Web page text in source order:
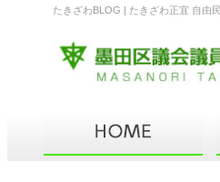
たきざわBLOG | たきざわ正宜 自由